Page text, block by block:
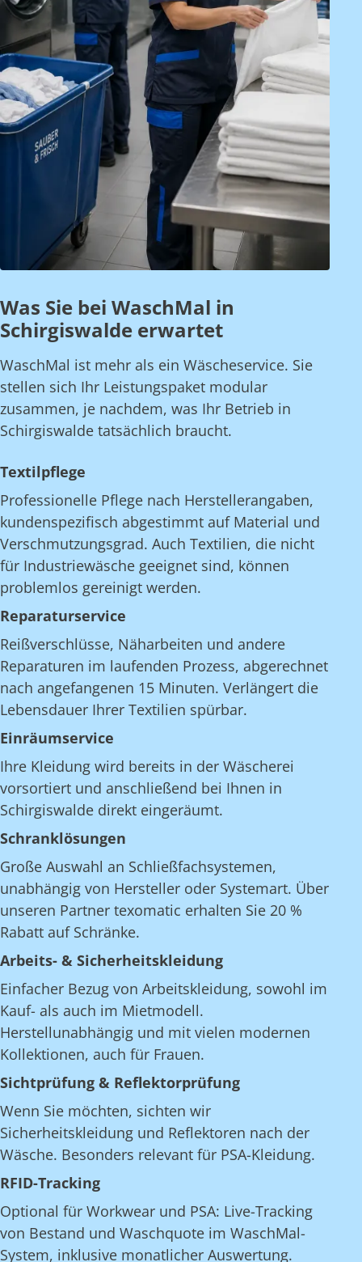
Was Sie bei WaschMal in
Schirgiswalde erwartet
WaschMal ist mehr als ein Wäscheservice. Sie
stellen sich Ihr Leistungspaket modular
zusammen, je nachdem, was Ihr Betrieb in
Schirgiswalde tatsächlich braucht.
Textilpflege
Professionelle Pflege nach Herstellerangaben,
kundenspezifisch abgestimmt auf Material und
Verschmutzungsgrad. Auch Textilien, die nicht
für Industriewäsche geeignet sind, können
problemlos gereinigt werden.
Reparaturservice
Reißverschlüsse, Näharbeiten und andere
Reparaturen im laufenden Prozess, abgerechnet
nach angefangenen 15 Minuten. Verlängert die
Lebensdauer Ihrer Textilien spürbar.
Einräumservice
Ihre Kleidung wird bereits in der Wäscherei
vorsortiert und anschließend bei Ihnen in
Schirgiswalde direkt eingeräumt.
Schranklösungen
Große Auswahl an Schließfachsystemen,
unabhängig von Hersteller oder Systemart. Über
unseren Partner texomatic erhalten Sie 20 %
Rabatt auf Schränke.
Arbeits- & Sicherheitskleidung
Einfacher Bezug von Arbeitskleidung, sowohl im
Kauf- als auch im Mietmodell.
Herstellunabhängig und mit vielen modernen
Kollektionen, auch für Frauen.
Sichtprüfung & Reflektorprüfung
Wenn Sie möchten, sichten wir
Sicherheitskleidung und Reflektoren nach der
Wäsche. Besonders relevant für PSA-Kleidung.
RFID-Tracking
Optional für Workwear und PSA: Live-Tracking
von Bestand und Waschquote im WaschMal-
System, inklusive monatlicher Auswertung.